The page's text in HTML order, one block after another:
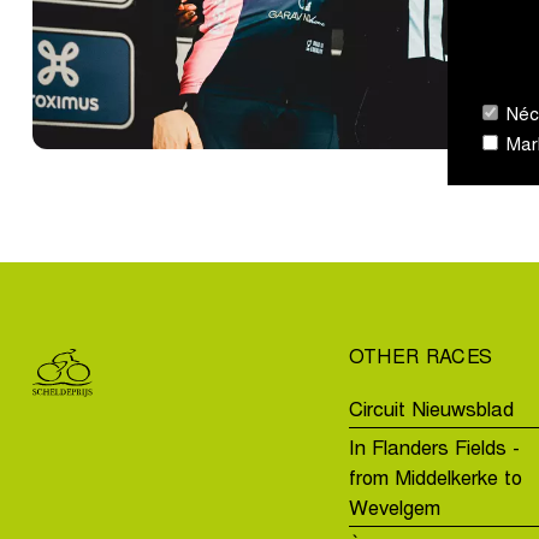
cyclisme
à
femmes
OTHER RACES
Circuit Nieuwsblad
In Flanders Fields -
from Middelkerke to
Wevelgem